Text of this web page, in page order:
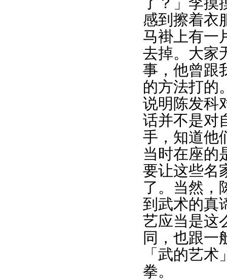
感到擦着衣
马褂上有一
去掉。大家
事，他曾跟
的方法打的
说明陈发科
话并不是对
手，知道他
当时在座的
要让这些名
了。当然，
到武术的真
艺应当是这
同，也跟一
「武的艺
拳。